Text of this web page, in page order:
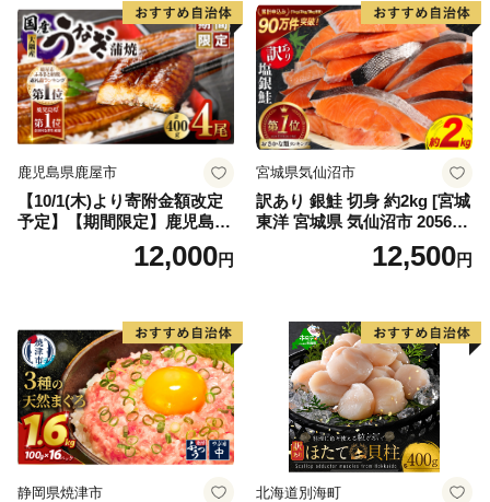
鹿児島県鹿屋市
【10/1(木)より寄附金額改定
予定】【期間限定】鹿児島県
大隅産うなぎ蒲焼4尾（400
g） KN007-02312,000円
宮城県気仙沼市
訳あり 銀鮭 切身 約2kg [宮城
東洋 宮城県 気仙沼市 205649
91] 鮭 魚介類 海鮮 訳アリ 規
格外 不揃い さけ サケ 鮭切身
切り身 魚 わけあり
12,500円
静岡県焼津市 北海道別海町